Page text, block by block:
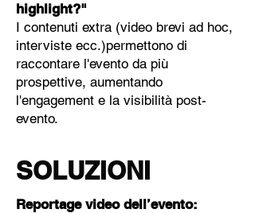
highlight?"
I contenuti extra (video brevi ad hoc,
interviste ecc.)permettono di
raccontare l'evento da più
prospettive, aumentando
l'engagement e la visibilità post-
evento.
SOLUZIONI
Reportage video dell’evento: